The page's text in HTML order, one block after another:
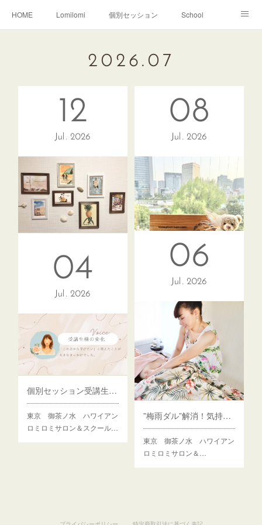
HOME Lomilomi 個別セッション School
2026 . 07
12
Jul 2026
「とても丁寧に施術してくだ
08
Jul 2026
「サロンの雰囲気、…
06
Jul 2026
”梅雨ダル”解消！気持ちいい・幸せ・スッキリ最高
東京 御茶ノ水 ハワイアン
ロミロミサロン＆…
04
Jul 2026
個別セッション受講生様の変化～勇気を出して進むと変わる未来～
東京 御茶ノ水 ハワイアン
ロミロミサロン＆スクール…